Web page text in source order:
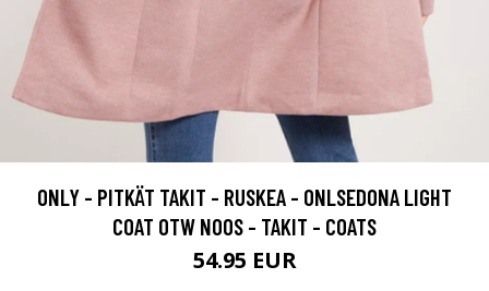
ONLY - PITKÄT TAKIT - RUSKEA - ONLSEDONA LIGHT
COAT OTW NOOS - TAKIT - COATS
54.95 EUR